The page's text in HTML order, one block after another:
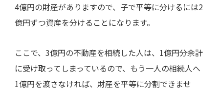
4億円の財産がありますので、子で平等に分けるには2
億円ずつ資産を分けることになります。
ここで、 3億円の不動産を相続した人は、 1億円分余計
に受け取ってしまっているので、もう一人の相続人へ
1億円を渡さなければ、財産を平等に分割できませ